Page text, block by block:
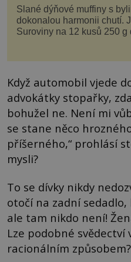
Slané dýňové muffiny s
dokonalou harmonii chutí.
Suroviny na 12 kusů 250
olivového oleje sůl, pepř
Když automobil vjede
advokátky stopařky,
bohužel ne. Není mi
se stane něco
příšerného,“ prohlásí
mysli?
To se dívky nikdy
otočí na zadní
ale tam nikdo není!
Lze podobné svědectví
racionálním způsobem?